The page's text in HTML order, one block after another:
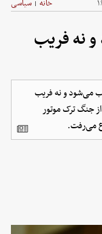
خانه | سیاسی
نه فریب
می‌شود و نه فریب
جنگ ترک موتور
می‌رفت.